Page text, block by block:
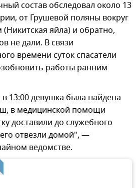
состав обследовал около 13
от Грушевой поляны вокруг
яйла) и обратно,
не дали. В связи
времени суток спасатели
работы ранним
13:00 девушка была найдена
в медицинской помощи
доставили до служебного
отвезли домой", —
ведомстве.